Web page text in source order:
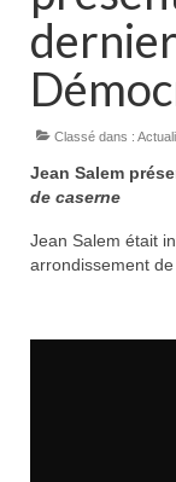
Classé dans :
Jean Salem
de caserne
Jean Salem était
arrondissement